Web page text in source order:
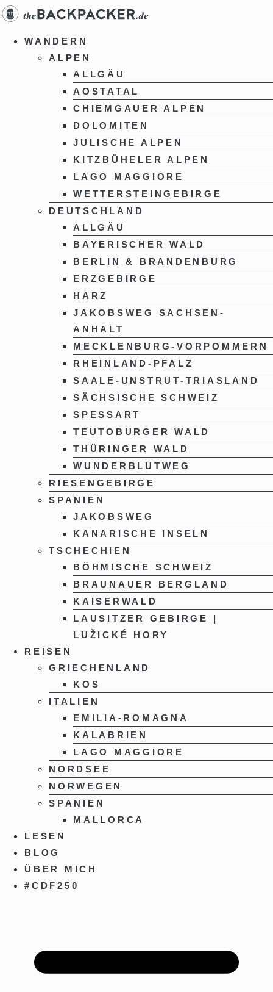
Zum
Inhalt
springenWANDERN
ALPEN
ALLGÄU
AOSTATAL
CHIEMGAUER ALPEN
DOLOMITEN
JULISCHE ALPEN
KITZBÜHELER ALPEN
LAGO MAGGIORE
WETTERSTEINGEBIRGE
DEUTSCHLAND
ALLGÄU
BAYERISCHER WALD
BERLIN & BRANDENBURG
ERZGEBIRGE
HARZ
JAKOBSWEG SACHSEN-
ANHALT
MECKLENBURG-VORPOMMERN
RHEINLAND-PFALZ
SAALE-UNSTRUT-TRIASLAND
SÄCHSISCHE SCHWEIZ
SPESSART
TEUTOBURGER WALD
THÜRINGER WALD
WUNDERBLUTWEG
RIESENGEBIRGE
SPANIEN
JAKOBSWEG
KANARISCHE INSELN
TSCHECHIEN
BÖHMISCHE SCHWEIZ
BRAUNAUER BERGLAND
KAISERWALD
LAUSITZER GEBIRGE |
LUŽICKÉ HORY
REISEN
GRIECHENLAND
KOS
ITALIEN
EMILIA-ROMAGNA
KALABRIEN
LAGO MAGGIORE
NORDSEE
NORWEGEN
SPANIEN
MALLORCA
LESEN
BLOG
ÜBER MICH
#CDF250